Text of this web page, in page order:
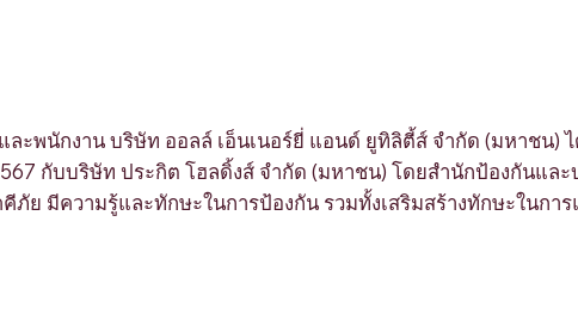
ะพนักงาน บริษัท ออลล์ เอ็นเนอร์ยี่ แอนด์ ยูทิลิตี้ส์ จำกัด (มหาชน)
กับบริษัท ประกิต โฮลดิ้งส์ จำกัด (มหาชน) โดยสำนักป้องกันและ
ภัย มีความรู้และทักษะในการป้องกัน รวมทั้งเสริมสร้างทักษะในก